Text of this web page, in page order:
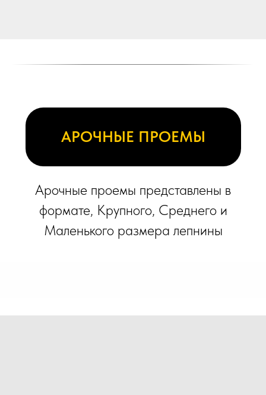
АРОЧНЫЕ ПРОЕМЫ
Арочные проемы представлены в
формате, Крупного, Среднего и
Маленького размера лепнины